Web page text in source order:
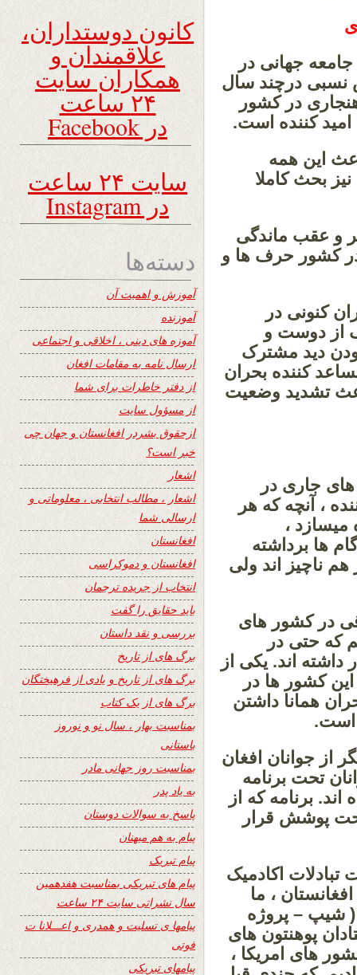
جهانی در
نسبی درچند سال
در کشور
کننده است.
این همه
بحث کاملا
و عقب ماندگی
کشور حرف ها و
کنونی در
از دوست و
دید مشترک
کننده بحران
تشدید وضعیت
های جاری در
، آنچه که هر
میسازد ،
ها برداشته
ناچیز اند ولی
در کشور های
که حتی در
اند. یکی از
کشور ها در
همانا داشتن
است.
از جوانان افغان
تحت برنامه
برنامه که از
را تحت پوشش قرار
اکادمیک
، ما
شیپ – پروژه
پوهنتون های
های امریکا ،
کانون دوستداران،
علاقمندان و
همکاران سایت
۲۴ ساعت
در Facebook
سایت ۲۴ ساعت
در Instagram
دسته‌ها
آموزش و اهمیت آن
آموزنده
آموزه های دینی ، اخلاقی و اجتماعی
ارسال نامه به مقامات افغان
از دفتر خاطرات برای شما
از مسؤول سایت
ازحقوق بشردر افغانستان و جهان چی
خبر است؟
اشعار
اشعار ، مطالب انتخابی ، معلوماتی و
ارسالی شما
افغانستان
افغانستان و دموکراسی
انتخاب از جریده ترجمان
باید حقایق را گفت
بررسی و نقد داستان
برگ های از تاریخ
برگ های از تاریخ و یادی از فرهیختگان
برگ های از یک کتاب
بمناسبت بهار ، سال نو و نوروز
باستانی
بمناسبت روز جهانی مادر
به یاد پدر
پاسخ به سوالات دوستان
پیام به هم میهنان
پیام تبریک
پیام های تبریکی بمناسبت هفدهمین
سال نشراتی سایت ۲۴ ساعت
پیامها ی تسلیت و همدری و اعـــلانا ت
فوتی
پیامهای تبریکی